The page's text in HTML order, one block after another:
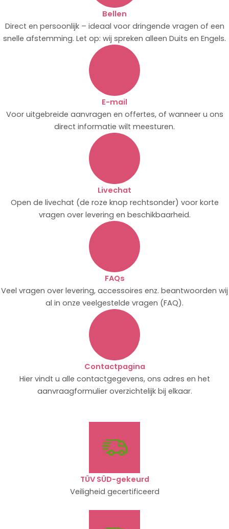
Bellen
Direct en persoonlijk – ideaal voor dringende vragen of een
snelle afstemming. Let op: wij spreken alleen Duits en Engels.
E-mail
Voor uitgebreide aanvragen en offertes, of wanneer u ons
direct informatie wilt meesturen.
Livechat
Open de livechat (de roze knop rechtsonder) voor korte
vragen over levering en beschikbaarheid.
FAQs
Veel vragen over levering, accessoires enz. beantwoorden wij
al in onze veelgestelde vragen (FAQ).
Contactpagina
Hier vindt u alle contactgegevens, ons adres en het
aanvraagformulier overzichtelijk bij elkaar.
TÜV SÜD-gekeurd
Veiligheid gecertificeerd